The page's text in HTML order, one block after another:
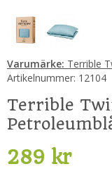
Varumärke: Terrible
Artikelnummer: 12104
Terrible
289 kr